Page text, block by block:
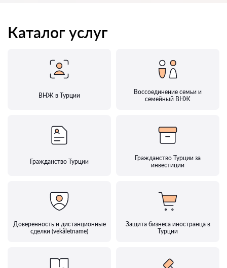
Каталог услуг
ВНЖ в Турции
Воссоединение семьи и
семейный ВНЖ
Гражданство Турции
Гражданство Турции за
инвестиции
Доверенность и дистанционные
сделки (vekâletname)
Защита бизнеса иностранца в
Турции